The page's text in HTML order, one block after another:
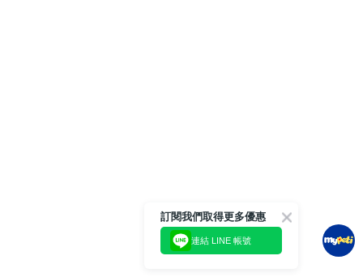
訂閱我們取得更多優惠
連結 LINE 帳號